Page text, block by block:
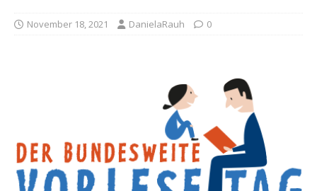
November 18, 2021 DanielaRauh 0